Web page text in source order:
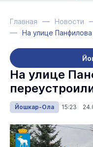
Главная Новости
На улице
На улице
Йошкар-Ола 15:23